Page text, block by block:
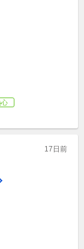
心
17日前